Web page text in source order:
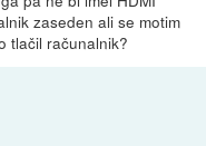
zaseden ali se motim
tlačil računalnik?